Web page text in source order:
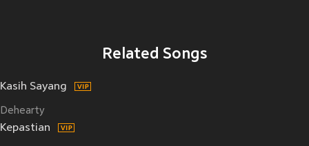
Related Songs
Kasih Sayang
Dehearty
Kepastian